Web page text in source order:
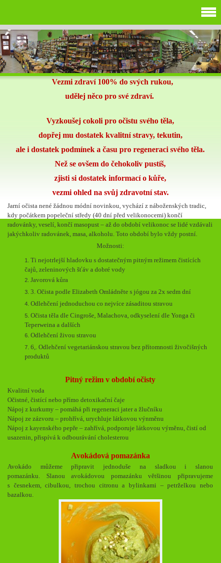
Vezmi zdraví 100% do svých rukou,
udělej něco pro své zdraví.
Vyzkoušej cokoli pro očistu svého těla,
dopřej mu dostatek kvalitní stravy, tekutin,
ale i dostatek podmínek a času pro regeneraci svého těla.
Než se ovšem do čehokoliv pustíš,
zjisti si dostatek informací o kůře,
vezmi ohled na svůj zdravotní stav.
Jarní očista nené žádnou módní novinkou, vychází z náboženských tradic,
kdy počátkem popeleční středy (40 dní před velikonocemi) končí
radovánky, veselí, končí masopust – až do období velikonoc se lidé vzdávali
jakýchkoliv radovánek, masa, alkoholu. Toto období bylo vždy postní.
Možnosti:
Ti nejotrlejší hladovku s dostatečným pitným režimem čistících
čajů, zeleninových šťáv a dobré vody
Javorová kůra
3. Očista podle Elizabeth Omládněte s jógou za 2x sedm dní
Odlehčení jednoduchou co nejvíce zásaditou stravou
Očista těla dle Cingroše, Malachova, odkyselení dle Yonga či
Teperweina a dalších
Odlehčení živou stravou
6,. Odlehčení vegetariánskou stravou bez přítomnosti živočišných
produktů
Pitný režim v období očisty
Kvalitní voda
Očistné, čistící nebo přímo detoxikační čaje
Nápoj z kurkumy – pomáhá při regeneraci jater a žlučníku
Nápoj ze zázvoru – prohřívá, urychluje látkovou výnměnu
Nápoj z kayenského pepře – zahřívá, podporuje látkovou výměnu, čistí od
usazenin, přispívá k odbourávání cholesterou
Avokádová pomazánka
Avokádo můžeme připravit jednoduše na sladkou i slanou
pomazánku. Slanou avokádovou pomazánku většinou připravujeme
s česnekem, cibulkou, trochou citronu a bylinkami – petrželkou nebo
bazalkou.